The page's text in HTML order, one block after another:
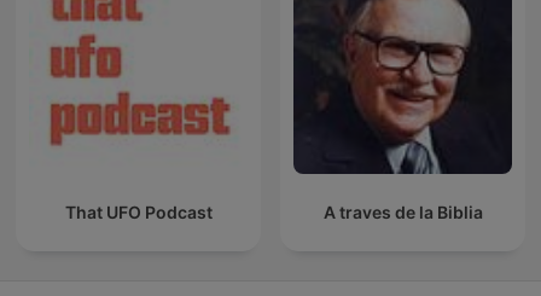
That UFO Podcast A traves de la Biblia